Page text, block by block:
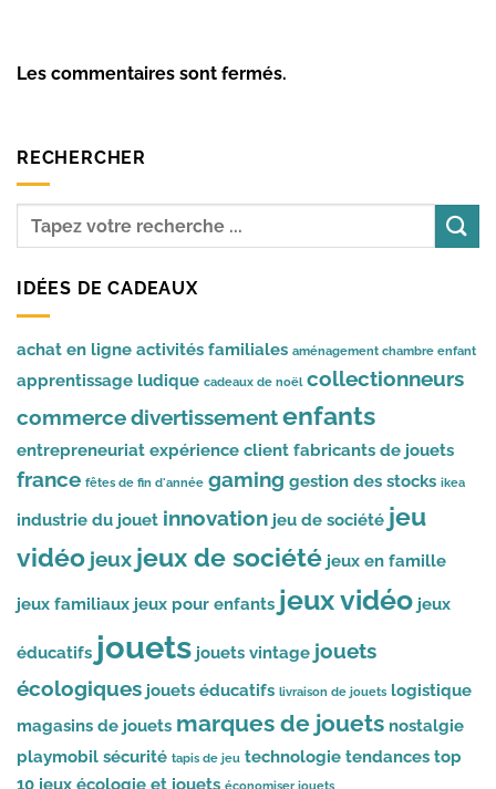
Les commentaires sont fermés.
RECHERCHER
IDÉES DE CADEAUX
achat en ligne activités familiales aménagement chambre enfant
apprentissage ludique cadeaux de noël collectionneurs
commercedivertissementenfants
entrepreneuriat expérience client fabricants de jouets
france fêtes de fin d'année gaming gestion des stocks ikea
industrie du jouet innovation jeu de société jeu
vidéo jeux jeux de société jeux en famille
jeux familiaux jeux pour enfants jeux vidéo jeux
éducatifs jouets jouets vintage jouets
écologiques jouets éducatifs livraison de jouets logistique
magasins de jouets marques de jouets nostalgie
playmobil sécurité tapis de jeu technologie tendances top
10 jeux écologie et jouets économiser jouets